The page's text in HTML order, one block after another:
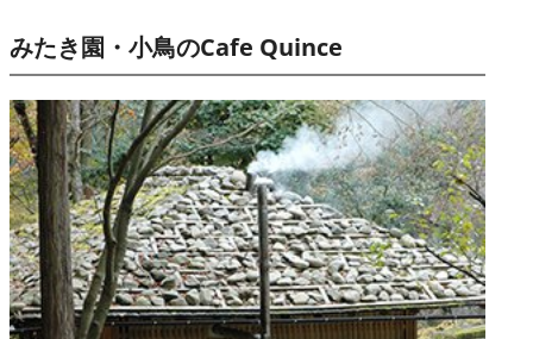
みたき園・小鳥のCafe Quince